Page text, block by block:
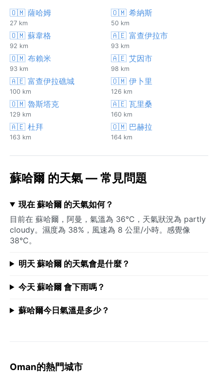
🇴🇲 薩哈姆
27 km
🇴🇲 希納斯
50 km
🇴🇲 蘇韋格
92 km
🇦🇪 富查伊拉市
93 km
🇴🇲 布賴米
93 km
🇦🇪 艾因市
98 km
🇦🇪 富查伊拉礁城
100 km
🇴🇲 伊卜里
126 km
🇴🇲 魯斯塔克
129 km
🇦🇪 瓦里桑
160 km
🇦🇪 杜拜
163 km
🇴🇲 巴赫拉
164 km
蘇哈爾 的天氣 — 常見問題
現在 蘇哈爾 的天氣如何？
目前在 蘇哈爾，阿曼，氣溫為 36°C，天氣狀況為 partly
cloudy。濕度為 38%，風速為 8 公里/小時。感覺像
38°C。
明天 蘇哈爾 的天氣會是什麼？
今天 蘇哈爾 會下雨嗎？
蘇哈爾今日氣溫是多少？
Oman的熱門城市